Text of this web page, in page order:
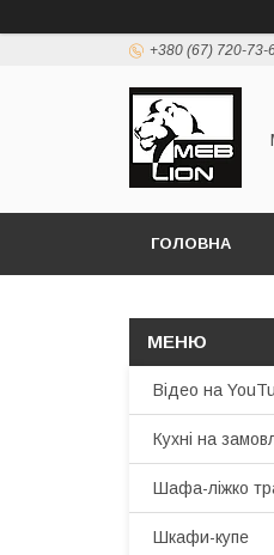
+380 (67) 720-73-
ГОЛОВНА
Відео на
Кухні на
Шафа-ліжко
Шкафи-купе